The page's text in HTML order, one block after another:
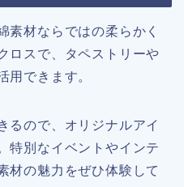
素材ならではの柔らかく
ロスで、タペストリーや
用できます。
るので、オリジナルアイ
特別なイベントやインテ
材の魅力をぜひ体験して